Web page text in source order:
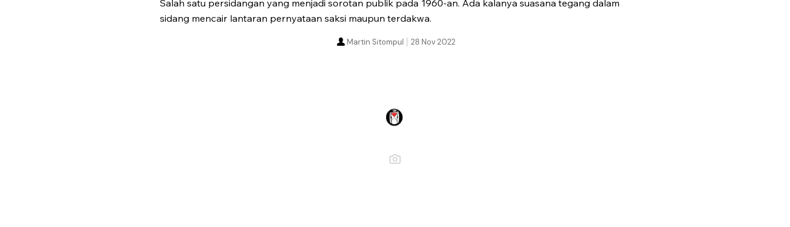
Salah satu persidangan yang menjadi sorotan publik pada 1960-an. Ada kalanya suasana tegang dalam
sidang mencair lantaran pernyataan saksi maupun terdakwa.
28 Nov 2022
Martin Sitompul